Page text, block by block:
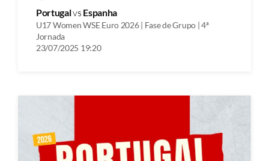
Portugalvs Espanha
U17 Women WSE Euro 2026 | Fase de Grupo | 4ª
Jornada
23/07/2025 19:20